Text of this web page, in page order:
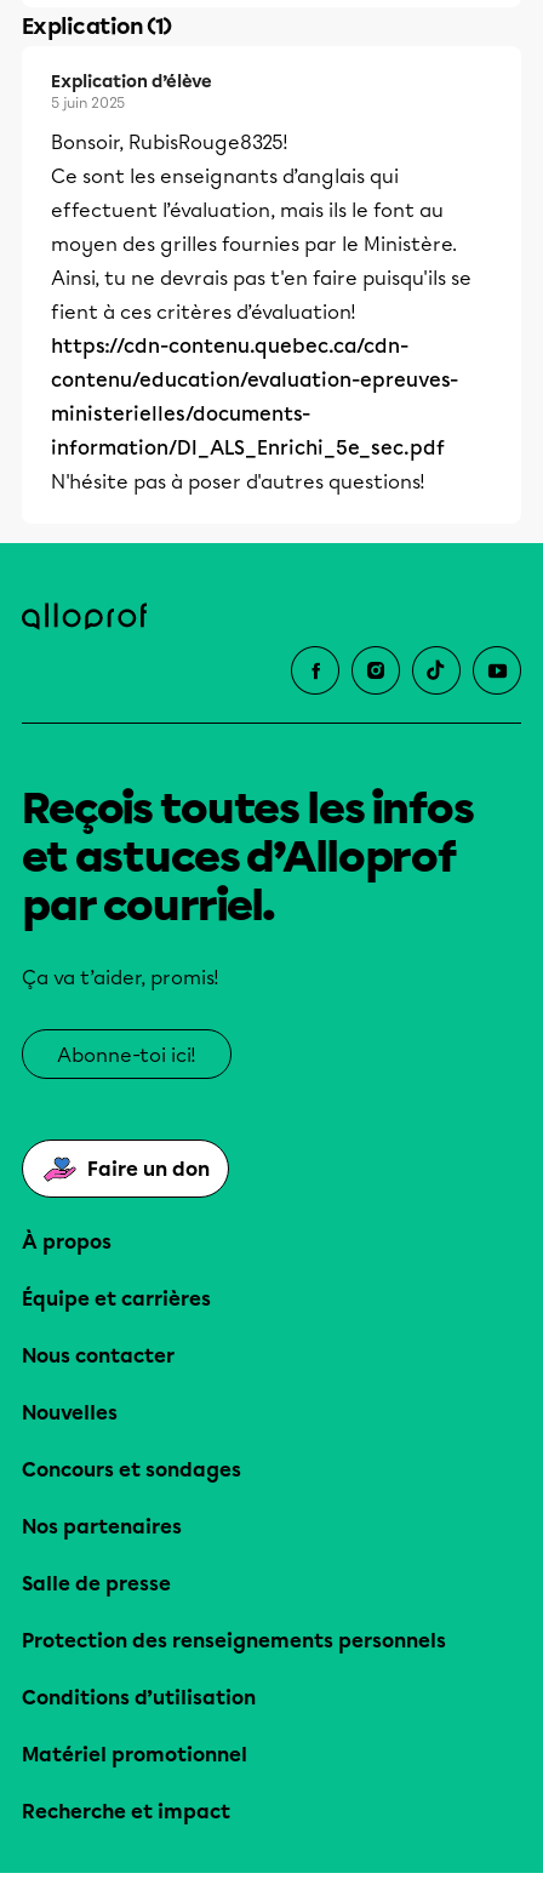
Explication (1)
Explication d’élève
5 juin 2025
Bonsoir, RubisRouge8325!
Ce sont les enseignants d’anglais qui
effectuent l’évaluation, mais ils le font au
moyen des grilles fournies par le Ministère.
Ainsi, tu ne devrais pas t'en faire puisqu'ils se
fient à ces critères d’évaluation!
https://cdn-contenu.quebec.ca/cdn-
contenu/education/evaluation-epreuves-
ministerielles/documents-
information/DI_ALS_Enrichi_5e_sec.pdf
N'hésite pas à poser d'autres questions!
Reçois toutes les infos
et astuces d’Alloprof
par courriel.
Ça va t’aider, promis!
Abonne-toi ici!
Faire un don
À propos
Équipe et carrières
Nous contacter
Nouvelles
Concours et sondages
Nos partenaires
Salle de presse
Protection des renseignements personnels
Conditions d’utilisation
Matériel promotionnel
Recherche et impact